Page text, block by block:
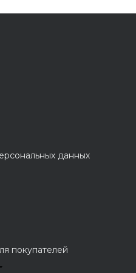
данных
покупателей